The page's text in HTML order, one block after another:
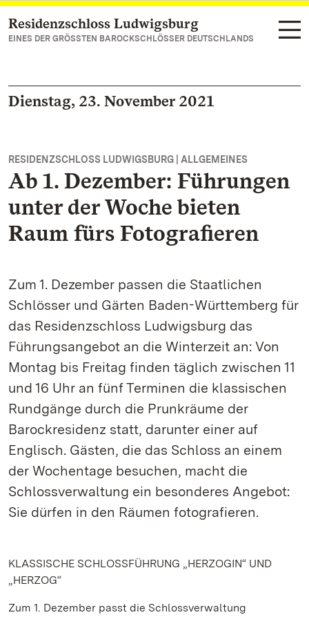
Zum Hauptinhalt springen
Residenzschloss Ludwigsburg
EINES DER GRÖSSTEN BAROCKSCHLÖSSER DEUTSCHLANDS
Dienstag, 23. November 2021
RESIDENZSCHLOSS LUDWIGSBURG | ALLGEMEINES
Ab 1. Dezember: Führungen
unter der Woche bieten
Raum fürs Fotografieren
Zum 1. Dezember passen die Staatlichen
Schlösser und Gärten Baden-Württemberg für
das Residenzschloss Ludwigsburg das
Führungsangebot an die Winterzeit an: Von
Montag bis Freitag finden täglich zwischen 11
und 16 Uhr an fünf Terminen die klassischen
Rundgänge durch die Prunkräume der
Barockresidenz statt, darunter einer auf
Englisch. Gästen, die das Schloss an einem
der Wochentage besuchen, macht die
Schlossverwaltung ein besonderes Angebot:
Sie dürfen in den Räumen fotografieren.
KLASSISCHE SCHLOSSFÜHRUNG „HERZOGIN“ UND
„HERZOG“
Zum 1. Dezember passt die Schlossverwaltung